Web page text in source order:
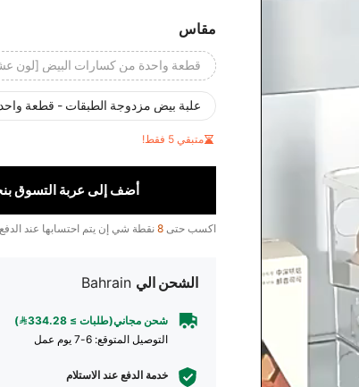
مقاس
قطعة واحدة من كسارات البيض [لون
علبة بيض مزدوجة الطبقات - قطعة
متبقي 5 فقط!
أضف إلى عربة التسوق
اكسب حتى 8 نقطة شي إن يتم احتسابها عند
الشحن الي Bahrain
شحن مجاني(طلبات ≥ 334.28)
التوصيل المتوقع: 6-7 يوم عمل
خدمة الدفع عند الاستلام